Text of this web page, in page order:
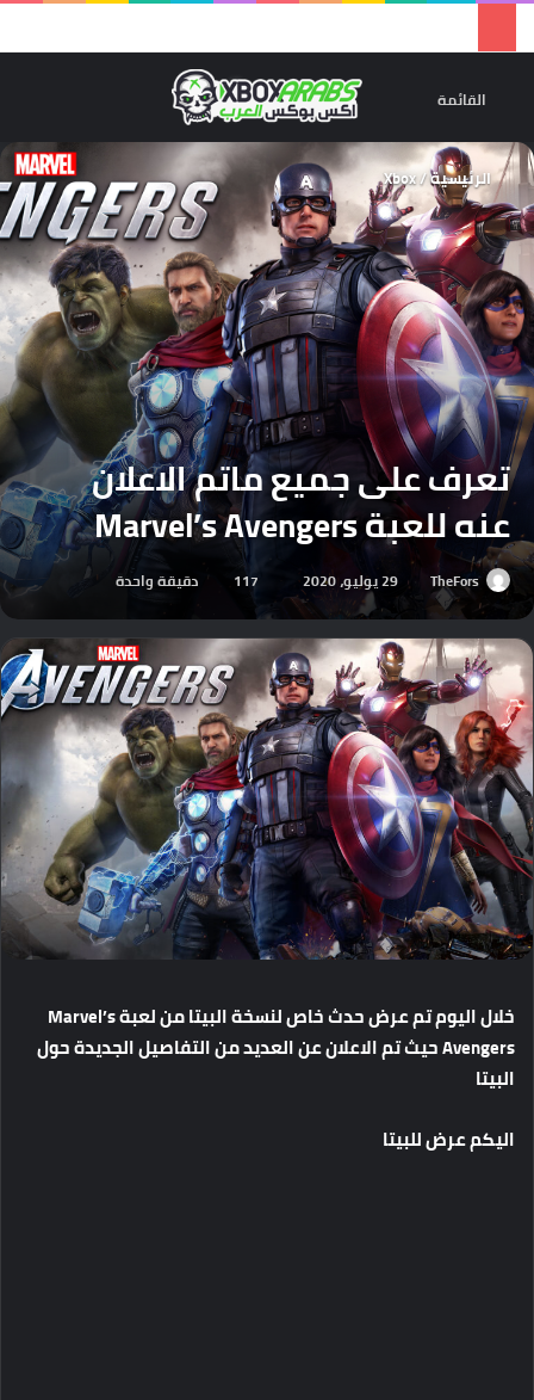
القائمة
الرئيسية/
Xbox
تعرف على جميع ماتم الاعلان
عنه للعبة Marvel’s Avengers
TheFors 29 يوليو، 2020 117 دقيقة واحدة
خلال اليوم تم عرض حدث خاص لنسخة البيتا من لعبة Marvel’s
Avengers حيث تم الاعلان عن العديد من التفاصيل الجديدة حول
البيتا
اليكم عرض للبيتا